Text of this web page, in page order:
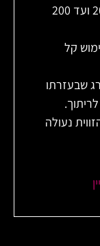
מוצר זה מכסה את טווח הזוויות החל מ 20 ועד 200
קל
שבעזרתו
נעולה